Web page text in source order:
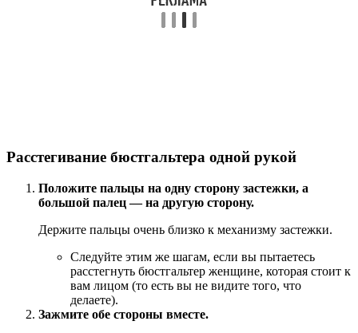
Расстегивание бюстгальтера одной рукой
Положите пальцы на одну сторону застежки, а
большой палец — на другую сторону.
Держите пальцы очень близко к механизму застежки.
Следуйте этим же шагам, если вы пытаетесь
расстегнуть бюстгальтер женщине, которая стоит к
вам лицом (то есть вы не видите того, что
делаете).
Зажмите обе стороны вместе.